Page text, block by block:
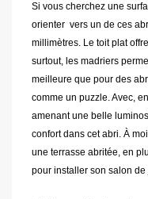
Si vous cherchez une
orienter vers un de ces
millimètres. Le toit plat
surtout, les madriers
meilleure que pour des
comme un puzzle. Avec,
amenant une belle
confort dans cet abri. À
une terrasse abritée, en
pour installer son salon de